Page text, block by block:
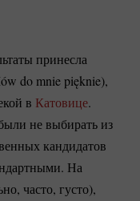
принесла
do mnie pięknie),
в Катовице.
не выбирать из
кандидатов
На
часто, густо),